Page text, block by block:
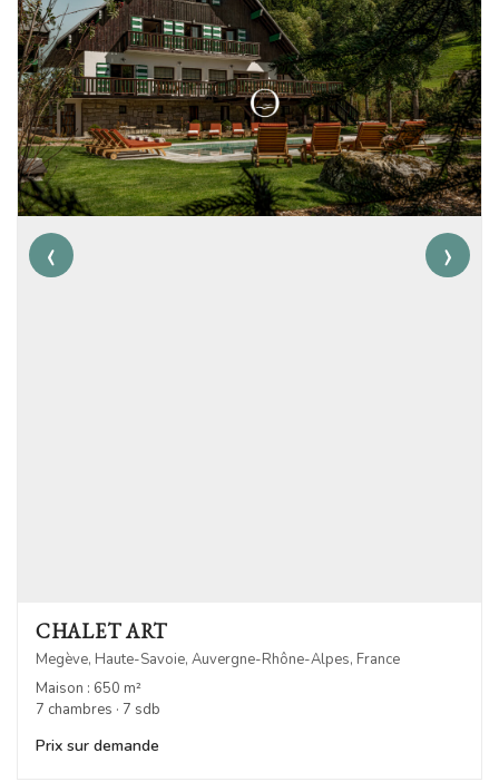
‹ ›
CHALET ART
Megève, Haute-Savoie, Auvergne-Rhône-Alpes, France
Maison : 650 m²
7 chambres · 7 sdb
Prix sur demande